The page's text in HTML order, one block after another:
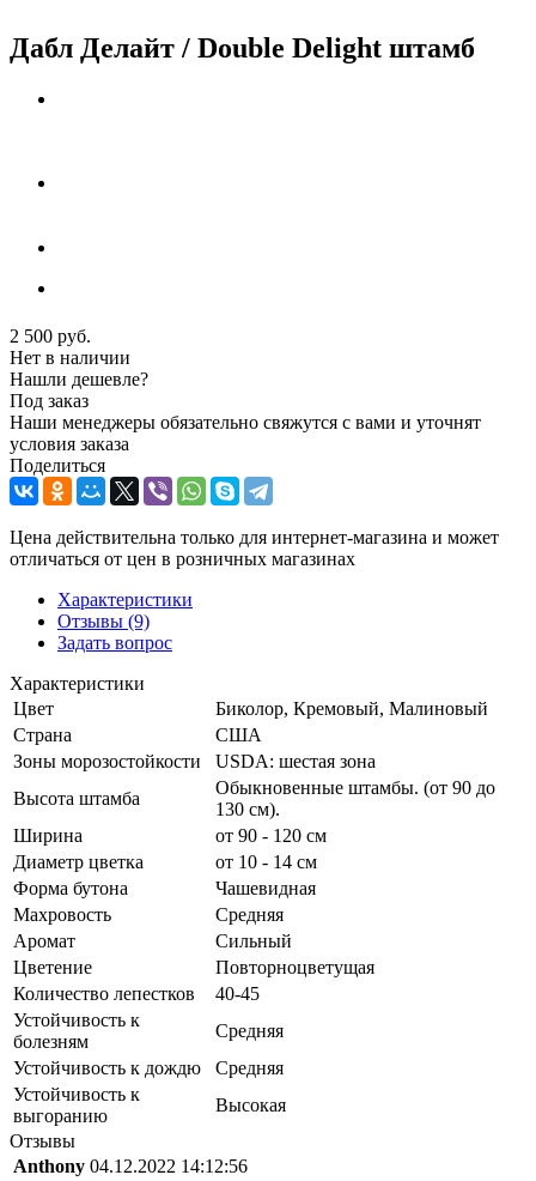
Дабл Делайт / Double Delight штамб
2 500 руб.
Нет в наличии
Нашли дешевле?
Под заказ
Наши менеджеры обязательно свяжутся с вами и уточнят
условия заказа
Поделиться
Цена действительна только для интернет-магазина и может
отличаться от цен в розничных магазинах
Характеристики
Отзывы (9)
Задать вопрос
Характеристики
Цвет
Биколор, Кремовый, Малиновый
Страна
США
Зоны морозостойкости
USDA: шестая зона
Высота штамба
Обыкновенные штамбы. (от 90 до
130 см).
Ширина
от 90 - 120 см
Диаметр цветка
от 10 - 14 см
Форма бутона
Чашевидная
Махровость
Средняя
Аромат
Сильный
Цветение
Повторноцветущая
Количество лепестков
40-45
Устойчивость к
болезням
Средняя
Устойчивость к дождю
Средняя
Устойчивость к
выгоранию
Высокая
Отзывы
Anthony 04.12.2022 14:12:56